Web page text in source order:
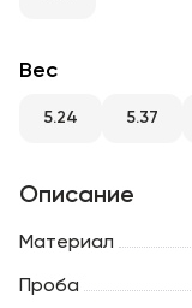
Вес
5.24 5.37
Описание
Материал
Проба